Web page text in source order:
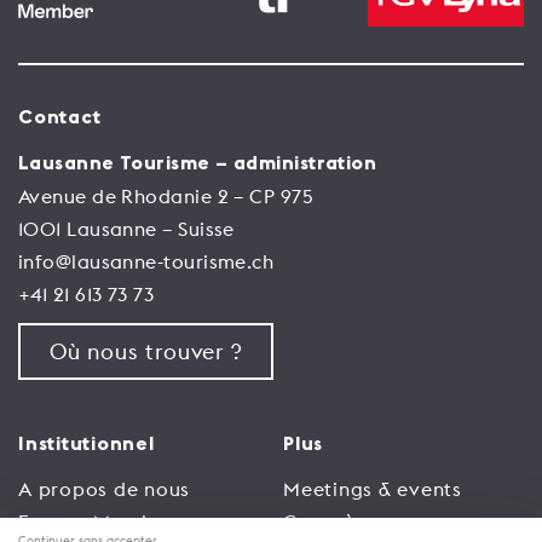
de Grandvaux à Cully
BALADES OENOTOURISTIQUES NATURE
fera découvrir un panorama exceptionnel
Le vignoble de Lavaux:
de Grandvaux à Lutry
Partant de Grandvaux, cet itinéraire
d'environ 2h vous fera traverser le vignoble
113
Contact
Lausanne Tourisme – administration
Avenue de Rhodanie 2 – CP 975
1001 Lausanne – Suisse
info@lausanne-tourisme.ch
+41 21 613 73 73
Où nous trouver ?
Institutionnel
A propos de nous
Espace Membres
Plus
Meetings & events
Congrès